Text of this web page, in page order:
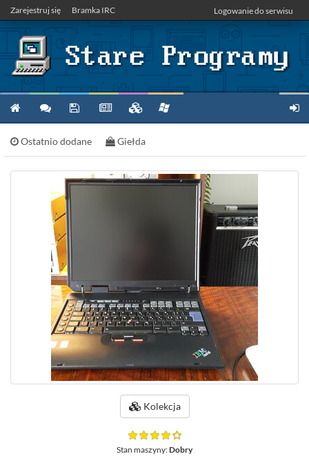
Zarejestruj się Bramka IRC Logowanie do serwisu
Ostatnio dodane Giełda
Kolekcja
Stan maszyny:Dobry